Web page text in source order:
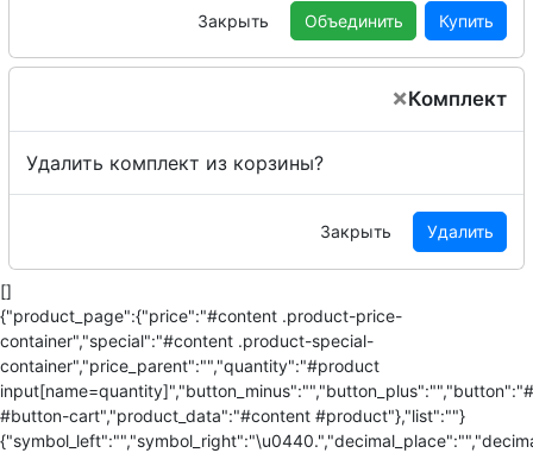
Закрыть Объединить Купить
×Комплект
Удалить комплект из корзины?
Закрыть Удалить
[]
{"product_page":{"price":"#content .product-price-
container","special":"#content .product-special-
container","price_parent":"","quantity":"#product
#button-cart","product_data":"#content #product"},"list":""}